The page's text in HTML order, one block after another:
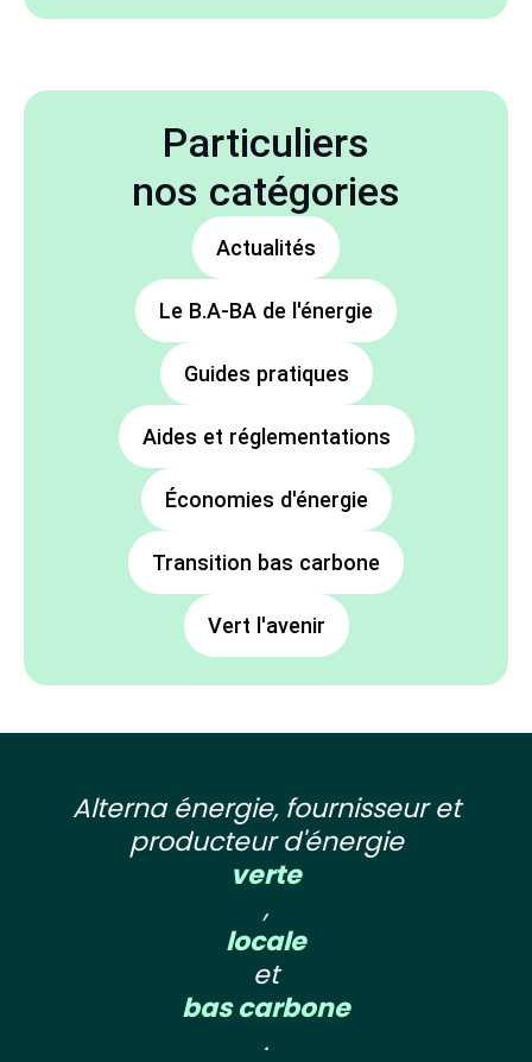
Particuliers
nos catégories
Actualités
Le B.A-BA de l'énergie
Guides pratiques
Aides et réglementations
Économies d'énergie
Transition bas carbone
Vert l'avenir
Alterna énergie, fournisseur et
producteur d'énergie
verte
,
locale
et
bas carbone
.